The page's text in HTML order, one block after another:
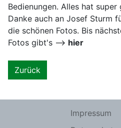
Bedienungen. Alles hat super
Danke auch an Josef Sturm
die schönen Fotos. Bis
Fotos gibt's --> hier
Zurück
Impressum